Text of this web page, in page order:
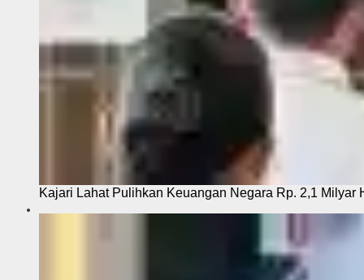
Kajari Lahat Pulihkan Keuangan Negara Rp. 2,1 Milyar